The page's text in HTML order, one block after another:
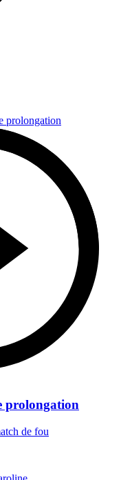
prolongation
de fou